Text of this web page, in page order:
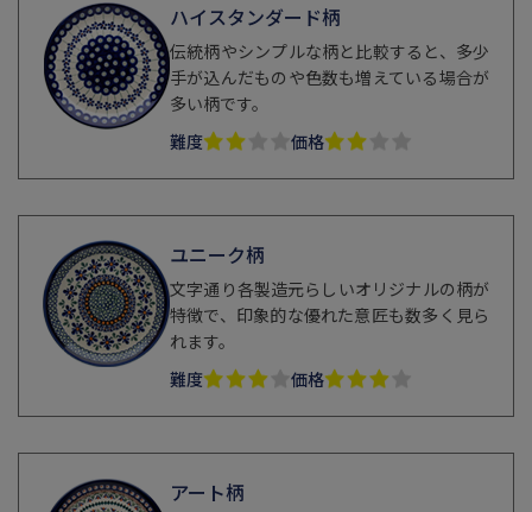
ハイスタンダード柄
伝統柄やシンプルな柄と比較すると、多少
手が込んだものや色数も増えている場合が
多い柄です。
難度
価格
ユニーク柄
文字通り各製造元らしいオリジナルの柄が
特徴で、印象的な優れた意匠も数多く見ら
れます。
難度
価格
アート柄